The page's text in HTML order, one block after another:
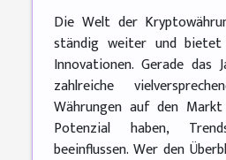
Die Welt der
ständig weiter und
Innovationen. Gerade das
zahlreiche
Währungen auf den
Potenzial haben,
beeinflussen. Wer den